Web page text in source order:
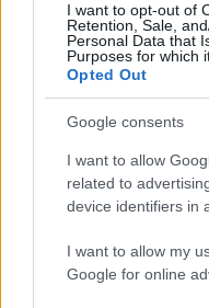
I want to opt-out of
Retention, Sale,
Personal Data that
Purposes for which
Opted Out
Google consents
I want to allow
related to
device identifiers in
I want to allow my
Google for online
Meccs Center
Leeds United
United
Felkészülési szezon 5.
2026-08-12 20:30